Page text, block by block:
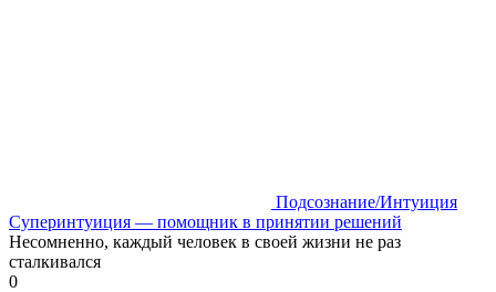
Подсознание/Интуиция
Суперинтуиция — помощник в принятии решений
Несомненно, каждый человек в своей жизни не раз
сталкивался
0